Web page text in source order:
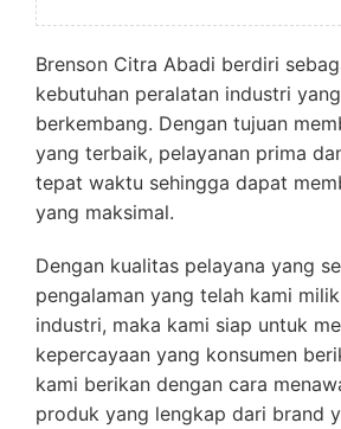
Brenson Citra Abadi berdiri
kebutuhan peralatan industri
berkembang. Dengan tujuan
yang terbaik, pelayanan prima
tepat waktu sehingga dapat
yang maksimal.
Dengan kualitas pelayana yang
pengalaman yang telah kami
industri, maka kami siap untuk
kepercayaan yang konsumen
kami berikan dengan cara
produk yang lengkap dari brand